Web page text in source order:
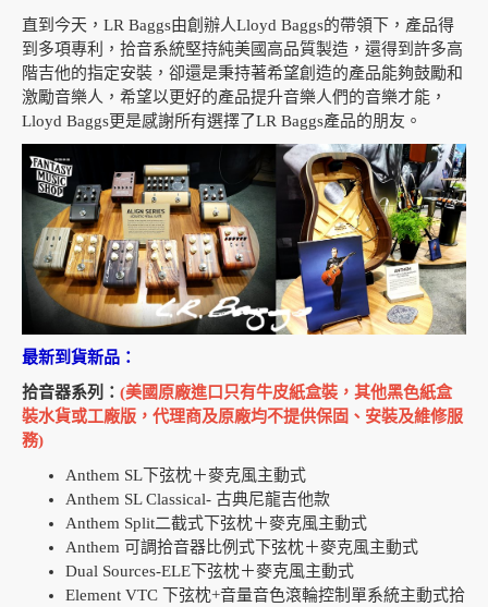
直到今天，LR Baggs由創辦人Lloyd Baggs的帶領下，產品得
到多項專利，拾音系統堅持純美國高品質製造，還得到許多高
階吉他的指定安裝，卻還是秉持著希望創造的產品能夠鼓勵和
激勵音樂人，希望以更好的產品提升音樂人們的音樂才能，
Lloyd Baggs更是感謝所有選擇了LR Baggs產品的朋友。
最新到貨新品：
拾音器系列： (美國原廠進口只有牛皮紙盒裝，其他黑色紙盒
裝水貨或工廠版，代理商及原廠均不提供保固 、 安裝及維修服
務)
Anthem SL下弦枕＋麥克風主動式
Anthem SL Classical- 古典尼龍吉他款
Anthem Split二截式下弦枕＋麥克風主動式
Anthem 可調拾音器比例式下弦枕＋麥克風主動式
Dual Sources-ELE下弦枕＋麥克風主動式
Element VTC 下弦枕+音量音色滾輪控制單系統主動式拾